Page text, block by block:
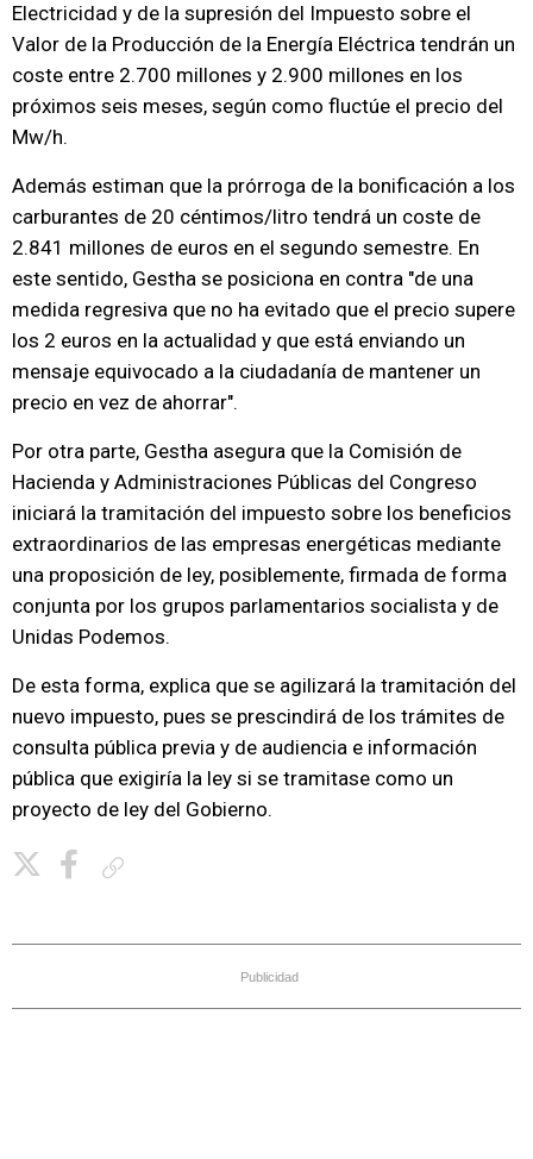
Electricidad y de la supresión del Impuesto sobre el
Valor de la Producción de la Energía Eléctrica tendrán un
coste entre 2.700 millones y 2.900 millones en los
próximos seis meses, según como fluctúe el precio del
Mw/h.
Además estiman que la prórroga de la bonificación a los
carburantes de 20 céntimos/litro tendrá un coste de
2.841 millones de euros en el segundo semestre. En
este sentido, Gestha se posiciona en contra "de una
medida regresiva que no ha evitado que el precio supere
los 2 euros en la actualidad y que está enviando un
mensaje equivocado a la ciudadanía de mantener un
precio en vez de ahorrar".
Por otra parte, Gestha asegura que la Comisión de
Hacienda y Administraciones Públicas del Congreso
iniciará la tramitación del impuesto sobre los beneficios
extraordinarios de las empresas energéticas mediante
una proposición de ley, posiblemente, firmada de forma
conjunta por los grupos parlamentarios socialista y de
Unidas Podemos.
De esta forma, explica que se agilizará la tramitación del
nuevo impuesto, pues se prescindirá de los trámites de
consulta pública previa y de audiencia e información
pública que exigiría la ley si se tramitase como un
proyecto de ley del Gobierno.
Publicidad